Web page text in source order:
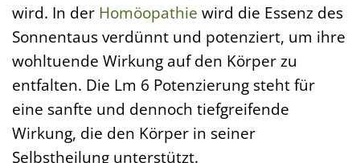
wird. In der Homöopathie wird die Essenz des
Sonnentaus verdünnt und potenziert, um ihre
wohltuende Wirkung auf den Körper zu
entfalten. Die Lm 6 Potenzierung steht für
eine sanfte und dennoch tiefgreifende
Wirkung, die den Körper in seiner
Selbstheilung unterstützt.